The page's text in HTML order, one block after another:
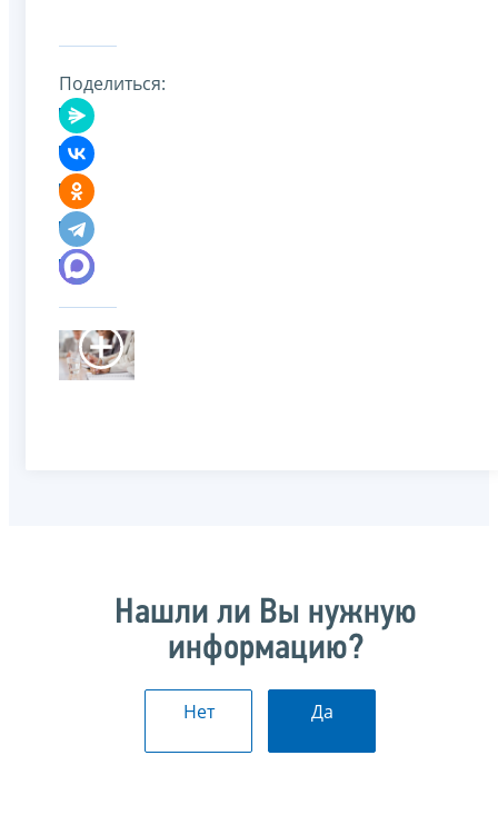
Поделиться:
Нашли ли Вы нужную
информацию?
Нет Да